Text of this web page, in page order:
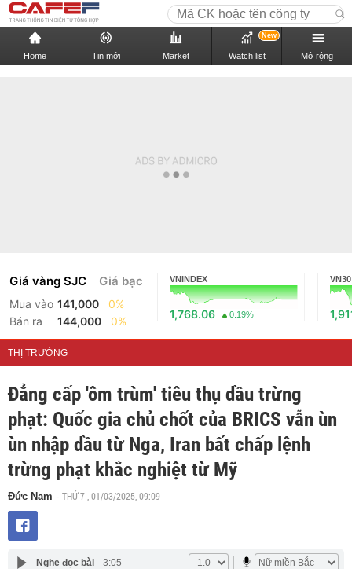
Home Tin mới Market Watch list
New
Mở rộng
Giá vàng SJC Giá bạc
Mua vào 141,000
0%
Bán ra
144,000 0%
VNINDEX
1,768.06 0.19%
VN30
THỊ TRƯỜNG
Đẳng cấp 'ôm trùm' tiêu thụ dầu trừng
phạt: Quốc gia chủ chốt của BRICS vẫn ùn
ùn nhập dầu từ Nga, Iran bất chấp lệnh
trừng phạt khắc nghiệt từ Mỹ
Đức Nam - THỨ 7 , 01/03/2025, 09:09
Nghe đọc bài 3:05